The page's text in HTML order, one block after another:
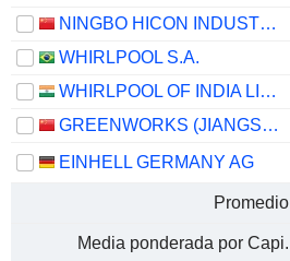
NINGBO HICON INDUSTRY TECHNOLOGY CO., LTD.
WHIRLPOOL S.A.
WHIRLPOOL OF INDIA LIMITED
GREENWORKS (JIANGSU) CO., LTD.
EINHELL GERMANY AG
Promedio
Media ponderada por Capi.